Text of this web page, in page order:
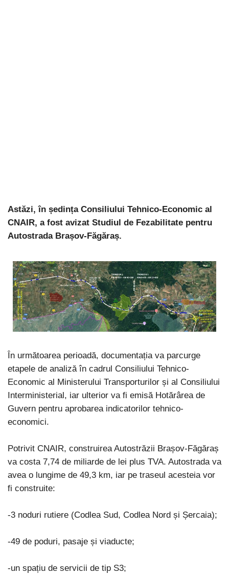
Astăzi, în ședința Consiliului Tehnico-Economic al
CNAIR, a fost avizat Studiul de Fezabilitate pentru
Autostrada Brașov-Făgăraș.
În următoarea perioadă, documentația va parcurge
etapele de analiză în cadrul Consiliului Tehnico-
Economic al Ministerului Transporturilor și al Consiliului
Interministerial, iar ulterior va fi emisă Hotărârea de
Guvern pentru aprobarea indicatorilor tehnico-
economici.
Potrivit CNAIR, construirea Autostrăzii Brașov-Făgăraș
va costa 7,74 de miliarde de lei plus TVA. Autostrada va
avea o lungime de 49,3 km, iar pe traseul acesteia vor
fi construite:
-3 noduri rutiere (Codlea Sud, Codlea Nord și Șercaia);
-49 de poduri, pasaje și viaducte;
-un spațiu de servicii de tip S3;